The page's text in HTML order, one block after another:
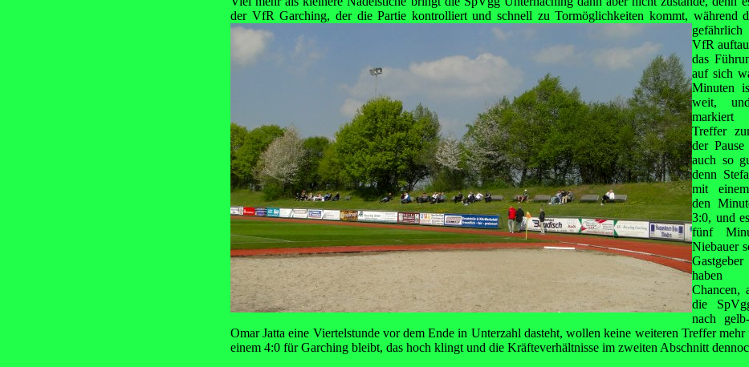
der VfR Garching, der die Partie kontrolliert und schnell zu Tormöglichkeiten kommt, während
VfR
das
auf sich
Minuten
weit,
markiert
Treffer
der
auch so
denn
mit
den
3:0, und
fünf
Niebauer
haben
Chancen,
die
nach
Omar Jatta eine Viertelstunde vor dem Ende in Unterzahl dasteht, wollen keine weiteren Treffer mehr
einem 4:0 für Garching bleibt, das hoch klingt und die Kräfteverhältnisse im zweiten Abschnitt